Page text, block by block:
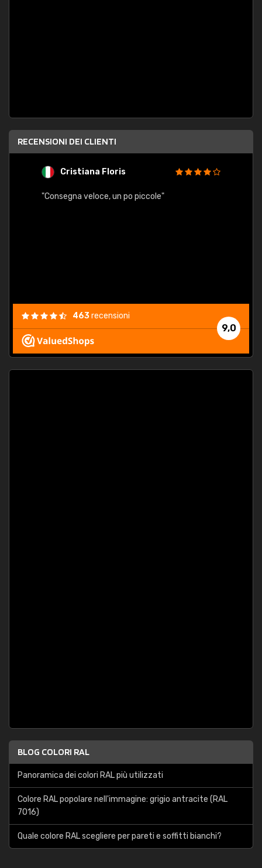
RECENSIONI DEI CLIENTI
Cristiana Floris
"Consegna veloce, un po piccole"
9,0
463recensioni
BLOG COLORI RAL
Panoramica dei colori RAL più utilizzati
Colore RAL popolare nell'immagine: grigio antracite (RAL
7016)
Quale colore RAL scegliere per pareti e soffitti bianchi?